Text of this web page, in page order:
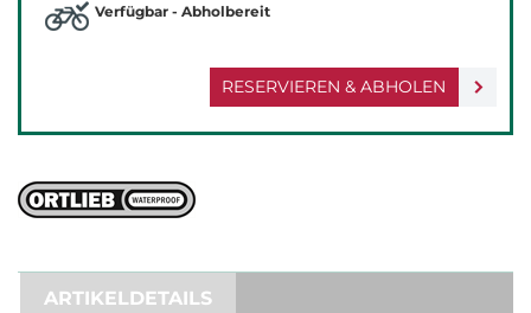
RESERVIEREN & ABHOLEN
Verfügbar - Abholbereit
ARTIKELDETAILS